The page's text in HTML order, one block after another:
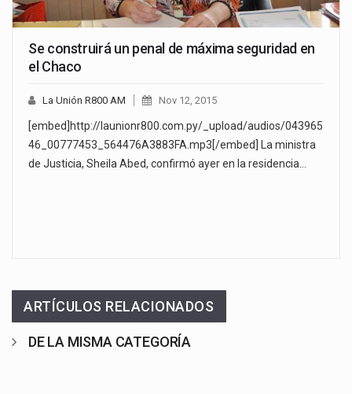
Se construirá un penal de máxima seguridad en
el Chaco
La Unión R800 AM Nov 12, 2015
[embed]http://launionr800.com.py/_upload/audios/043965
46_00777453_564476A3883FA.mp3[/embed] La ministra
de Justicia, Sheila Abed, confirmó ayer en la residencia…
ARTÍCULOS RELACIONADOS
DE LA MISMA CATEGORÍA